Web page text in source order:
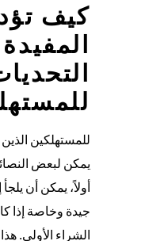
كيف
للمستهلكين
يمكن لبعض
أولاً، يمكن أن
جيدة وخاصة إذا
الشراء الأولي.